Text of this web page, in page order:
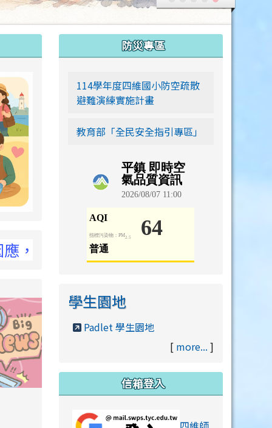
link to https://siwei-family.work-
NCC官網
xiaohongshu.html
防災專區
114學年度四維國小防空疏散
避難演練實施計畫
教育部「全民安全指引專區」
學生園地
Padlet 學生園地
[ more... ]
信箱登入